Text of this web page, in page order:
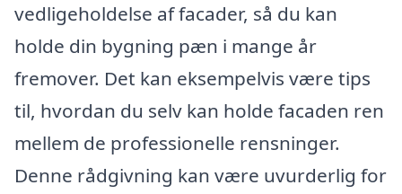
vedligeholdelse af facader, så du kan
holde din bygning pæn i mange år
fremover. Det kan eksempelvis være tips
til, hvordan du selv kan holde facaden ren
mellem de professionelle rensninger.
Denne rådgivning kan være uvurderlig for